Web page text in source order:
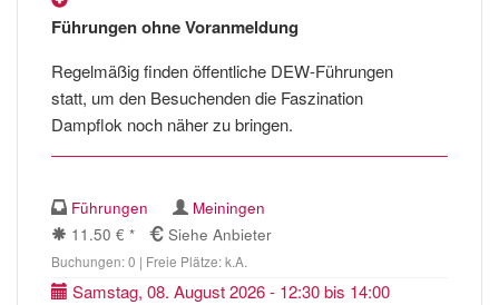
Führungen ohne Voranmeldung
Regelmäßig finden öffentliche DEW-Führungen
statt, um den Besuchenden die Faszination
Dampflok noch näher zu bringen.
Führungen
Meiningen
11.50 € *
Siehe Anbieter
Buchungen: 0 | Freie Plätze: k.A.
Samstag, 08. August 2026 - 12:30 bis 14:00